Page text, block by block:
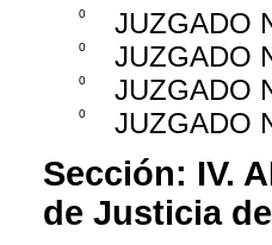
0 JUZGADO
0 JUZGADO
0 JUZGADO
0 JUZGADO
Sección: IV.
de Justicia